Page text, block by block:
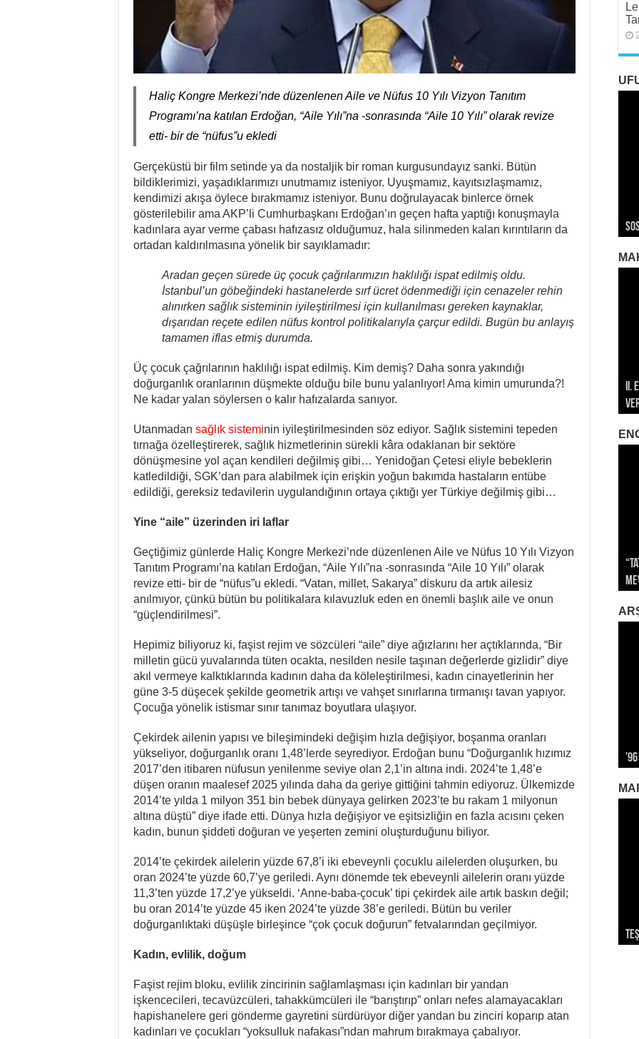
Haliç Kongre Merkezi’nde düzenlenen Aile ve Nüfus 10 Yılı Vizyon Tanıtım
Programı’na katılan Erdoğan, “Aile Yılı”na -sonrasında “Aile 10 Yılı” olarak revize
etti- bir de “nüfus”u ekledi
Gerçeküstü bir film setinde ya da nostaljik bir roman kurgusundayız sanki. Bütün
bildiklerimizi, yaşadıklarımızı unutmamız isteniyor. Uyuşmamız, kayıtsızlaşmamız,
kendimizi akışa öylece bırakmamız isteniyor. Bunu doğrulayacak binlerce örnek
gösterilebilir ama AKP’li Cumhurbaşkanı Erdoğan’ın geçen hafta yaptığı konuşmayla
kadınlara ayar verme çabası hafızasız olduğumuz, hala silinmeden kalan kırıntıların da
ortadan kaldırılmasına yönelik bir sayıklamadır:
Aradan geçen sürede üç çocuk çağrılarımızın haklılığı ispat edilmiş oldu.
İstanbul’un göbeğindeki hastanelerde sırf ücret ödenmediği için cenazeler rehin
alınırken sağlık sisteminin iyileştirilmesi için kullanılması gereken kaynaklar,
dışarıdan reçete edilen nüfus kontrol politikalarıyla çarçur edildi. Bugün bu anlayış
tamamen iflas etmiş durumda.
Üç çocuk çağrılarının haklılığı ispat edilmiş. Kim demiş? Daha sonra yakındığı
doğurganlık oranlarının düşmekte olduğu bile bunu yalanlıyor! Ama kimin umurunda?!
Ne kadar yalan söylersen o kalır hafızalarda sanıyor.
Utanmadan sağlık sisteminin iyileştirilmesinden söz ediyor. Sağlık sistemini tepeden
tırnağa özelleştirerek, sağlık hizmetlerinin sürekli kâra odaklanan bir sektöre
dönüşmesine yol açan kendileri değilmiş gibi… Yenidoğan Çetesi eliyle bebeklerin
katledildiği, SGK’dan para alabilmek için erişkin yoğun bakımda hastaların entübe
edildiği, gereksiz tedavilerin uygulandığının ortaya çıktığı yer Türkiye değilmiş gibi…
Yine “aile” üzerinden iri laflar
Geçtiğimiz günlerde Haliç Kongre Merkezi’nde düzenlenen Aile ve Nüfus 10 Yılı Vizyon
Tanıtım Programı’na katılan Erdoğan, “Aile Yılı”na -sonrasında “Aile 10 Yılı” olarak
revize etti- bir de “nüfus”u ekledi. “Vatan, millet, Sakarya” diskuru da artık ailesiz
anılmıyor, çünkü bütün bu politikalara kılavuzluk eden en önemli başlık aile ve onun
“güçlendirilmesi”.
Hepimiz biliyoruz ki, faşist rejim ve sözcüleri “aile” diye ağızlarını her açtıklarında, “Bir
milletin gücü yuvalarında tüten ocakta, nesilden nesile taşınan değerlerde gizlidir” diye
akıl vermeye kalktıklarında kadının daha da köleleştirilmesi, kadın cinayetlerinin her
güne 3-5 düşecek şekilde geometrik artışı ve vahşet sınırlarına tırmanışı tavan yapıyor.
Çocuğa yönelik istismar sınır tanımaz boyutlara ulaşıyor.
Çekirdek ailenin yapısı ve bileşimindeki değişim hızla değişiyor, boşanma oranları
yükseliyor, doğurganlık oranı 1,48’lerde seyrediyor. Erdoğan bunu “Doğurganlık hızımız
2017’den itibaren nüfusun yenilenme seviye olan 2,1’in altına indi. 2024’te 1,48’e
düşen oranın maalesef 2025 yılında daha da geriye gittiğini tahmin ediyoruz. Ülkemizde
2014’te yılda 1 milyon 351 bin bebek dünyaya gelirken 2023’te bu rakam 1 milyonun
altına düştü” diye ifade etti. Dünya hızla değişiyor ve eşitsizliğin en fazla acısını çeken
kadın, bunun şiddeti doğuran ve yeşerten zemini oluşturduğunu biliyor.
2014’te çekirdek ailelerin yüzde 67,8’i iki ebeveynli çocuklu ailelerden oluşurken, bu
oran 2024’te yüzde 60,7’ye geriledi. Aynı dönemde tek ebeveynli ailelerin oranı yüzde
11,3’ten yüzde 17,2’ye yükseldi. ‘Anne-baba-çocuk’ tipi çekirdek aile artık baskın değil;
bu oran 2014’te yüzde 45 iken 2024’te yüzde 38’e geriledi. Bütün bu veriler
doğurganlıktaki düşüşle birleşince “çok çocuk doğurun” fetvalarından geçilmiyor.
Kadın, evlilik, doğum
Faşist rejim bloku, evlilik zincirinin sağlamlaşması için kadınları bir yandan
işkencecileri, tecavüzcüleri, tahakkümcüleri ile “barıştırıp” onları nefes alamayacakları
hapishanelere geri gönderme gayretini sürdürüyor diğer yandan bu zinciri koparıp atan
kadınları ve çocukları “yoksulluk nafakası”ndan mahrum bırakmaya çabalıyor.
II.
12